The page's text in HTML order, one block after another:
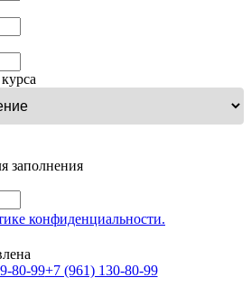
заполнения
конфиденциальности.
80-99+7 (961) 130-80-99